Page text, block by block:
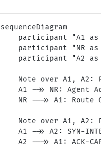
sequenceDiagram
participant "A1
participant "NR
participant "A2
Note over A1, A2:
A1 ->> NR: Agent
NR -->> A1: Route
Note over A1, A2:
A1 ->> A2: SYN-
A2 -->> A1: ACK-